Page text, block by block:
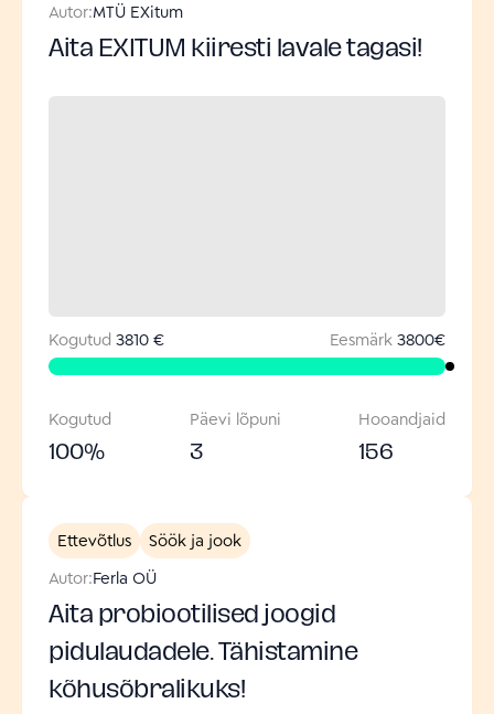
Autor:MTÜ EXitum
Aita EXITUM kiiresti lavale tagasi!
Kogutud 3810 € Eesmärk 3800€
Kogutud
100%
Päevi lõpuni
3
Hooandjaid
156
Ettevõtlus
Söök ja jook
Autor:Ferla OÜ
Aita probiootilised joogid
pidulaudadele. Tähistamine
kõhusõbralikuks!